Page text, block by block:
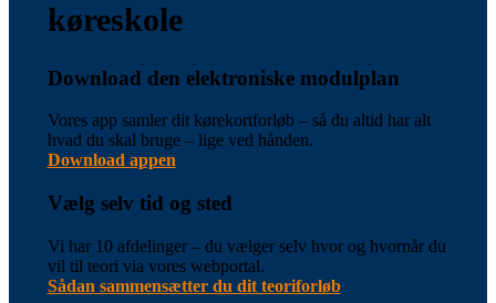
køreskole
Download den elektroniske modulplan
Vores app samler dit kørekortforløb – så du altid har alt
hvad du skal bruge – lige ved hånden.
Download appen
Vælg selv tid og sted
Vi har 10 afdelinger – du vælger selv hvor og hvornår du
vil til teori via vores webportal.
Sådan sammensætter du dit teoriforløb